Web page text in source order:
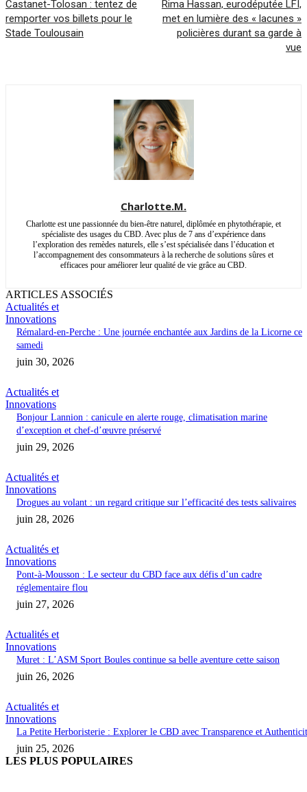
Castanet-Tolosan : tentez de
remporter vos billets pour le
Stade Toulousain
Rima Hassan, eurodéputée LFI,
met en lumière des « lacunes »
policières durant sa garde à
vue
Charlotte.M.
Charlotte est une passionnée du bien-être naturel, diplômée en phytothérapie, et
spécialiste des usages du CBD. Avec plus de 7 ans d’expérience dans
l’exploration des remèdes naturels, elle s’est spécialisée dans l’éducation et
l’accompagnement des consommateurs à la recherche de solutions sûres et
efficaces pour améliorer leur qualité de vie grâce au CBD.
ARTICLES ASSOCIÉS
Actualités et
Innovations
Rémalard-en-Perche : Une journée enchantée aux Jardins de la Licorne ce
samedi
juin 30, 2026
Actualités et
Innovations
Bonjour Lannion : canicule en alerte rouge, climatisation marine
d’exception et chef-d’œuvre préservé
juin 29, 2026
Actualités et
Innovations
Drogues au volant : un regard critique sur l’efficacité des tests salivaires
juin 28, 2026
Actualités et
Innovations
Pont-à-Mousson : Le secteur du CBD face aux défis d’un cadre
réglementaire flou
juin 27, 2026
Actualités et
Innovations
Muret : L’ASM Sport Boules continue sa belle aventure cette saison
juin 26, 2026
Actualités et
Innovations
La Petite Herboristerie : Explorer le CBD avec Transparence et
juin 25, 2026
LES PLUS POPULAIRES